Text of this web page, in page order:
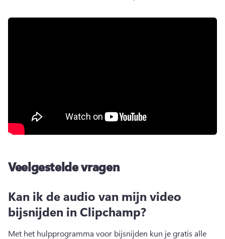
Veelgestelde vragen
Kan ik de audio van mijn video
bijsnijden in Clipchamp?
Met het hulpprogramma voor bijsnijden kun je gratis alle